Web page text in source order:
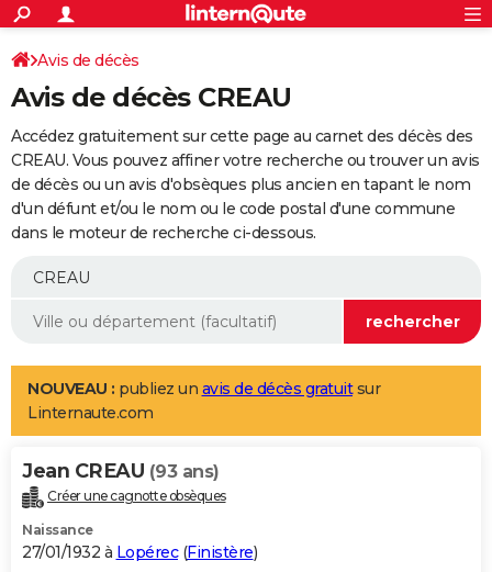
ACTUALITÉS
Politique
Société
Faits Divers
Education
Monde
Villes
+
SPORT
Coupe du monde 2026
Football
Tennis
Cyclisme
Rugby
Forum
Programme TV
TNT
Streaming
Cinéma
Sorties cinéma
Musique
+
FINANCE
Retraite
Impôts
Epargne
Immobilier
Risques naturels par ville
Banque
Assurance
Crédit
AUTO
Essais
Réserver un essai
Citadines
Berlines
SUV
Forum auto
+
Mobiles
Meilleur smartphone
Internet
Ordinateurs
Jeux vidéo
Guide high-tech
Aménagement intérieur
LIFESTYLE
Art de vivre
Bien-être
Loisirs
Mode
Modes de vie
Alimentation
Guide de la santé
Maladies
Médicaments
Sommeil
VOYAGE
Destinations
City break
Voyage nature
Voyage de noces
Forum
Climat
+PHOTO
GUIDES D'ACHAT
Avis de décès
Avis de décès CREAU
Accédez gratuitement sur cette page au carnet des décès des
CREAU. Vous pouvez affiner votre recherche ou trouver un avis
de décès ou un avis d'obsèques plus ancien en tapant le nom
d'un défunt et/ou le nom ou le code postal d'une commune
dans le moteur de recherche ci-dessous.
NOUVEAU : publiez un avis de décès gratuitsur
Linternaute.com
Jean CREAU (93 ans)
Créer une cagnotte obsèques
Naissance
27/01/1932 à Lopérec(Finistère)